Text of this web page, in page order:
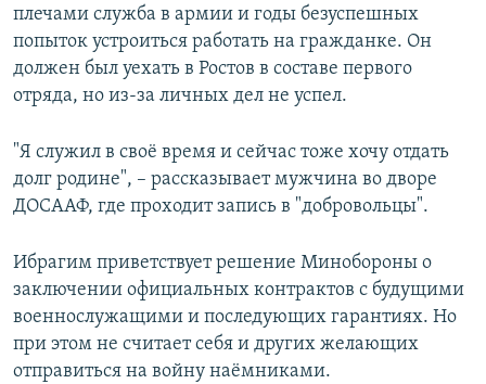
плечами служба в армии и годы безуспешных
попыток устроиться работать на гражданке. Он
должен был уехать в Ростов в составе первого
отряда, но из-за личных дел не успел.
"Я служил в своё время и сейчас тоже хочу отдать
долг родине", – рассказывает мужчина во дворе
ДОСААФ, где проходит запись в "добровольцы".
Ибрагим приветствует решение Минобороны о
заключении официальных контрактов с будущими
военнослужащими и последующих гарантиях. Но
при этом не считает себя и других желающих
отправиться на войну наёмниками.